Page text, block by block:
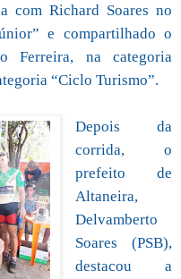
com Richard Soares no
e compartilhado o
Ferreira, na categoria
“Ciclo Turismo”.
Depois da
corrida, o
prefeito de
Altaneira,
Delvamberto
Soares (PSB),
destacou a